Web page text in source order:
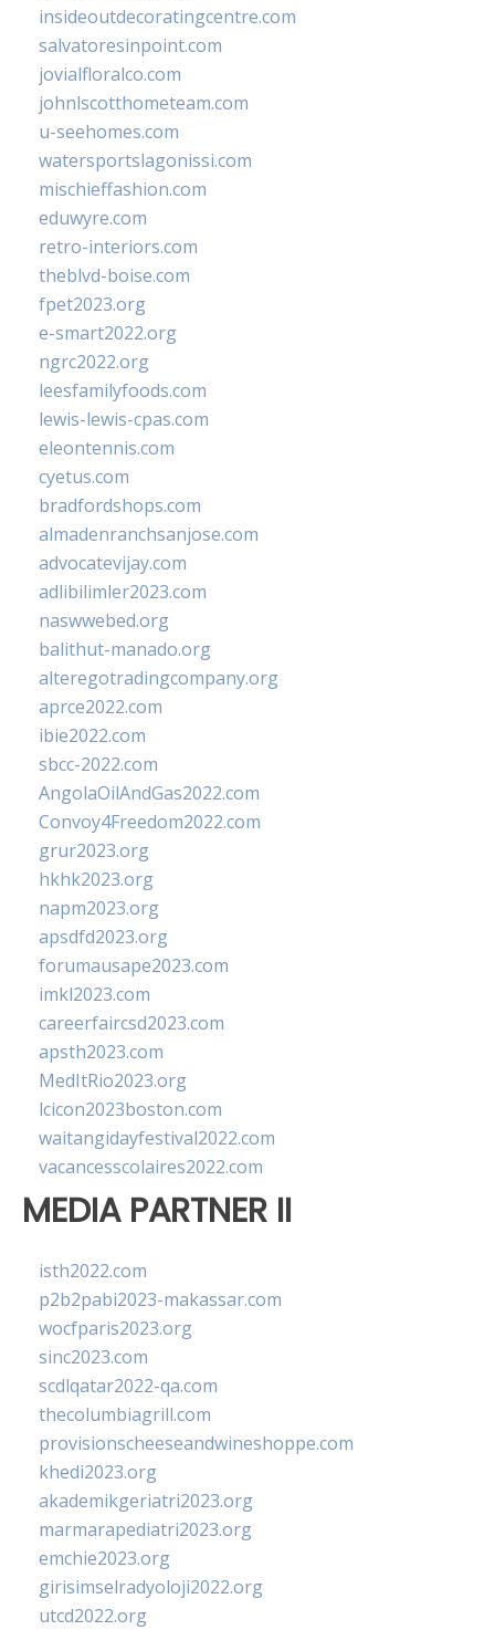
insideoutdecoratingcentre.com
salvatoresinpoint.com
jovialfloralco.com
johnlscotthometeam.com
u-seehomes.com
watersportslagonissi.com
mischieffashion.com
eduwyre.com
retro-interiors.com
theblvd-boise.com
fpet2023.org
e-smart2022.org
ngrc2022.org
leesfamilyfoods.com
lewis-lewis-cpas.com
eleontennis.com
cyetus.com
bradfordshops.com
almadenranchsanjose.com
advocatevijay.com
adlibilimler2023.com
naswwebed.org
balithut-manado.org
alteregotradingcompany.org
aprce2022.com
ibie2022.com
sbcc-2022.com
AngolaOilAndGas2022.com
Convoy4Freedom2022.com
grur2023.org
hkhk2023.org
napm2023.org
apsdfd2023.org
forumausape2023.com
imkl2023.com
careerfaircsd2023.com
apsth2023.com
MedItRio2023.org
lcicon2023boston.com
waitangidayfestival2022.com
vacancesscolaires2022.com
MEDIA PARTNER II
isth2022.com
p2b2pabi2023-makassar.com
wocfparis2023.org
sinc2023.com
scdlqatar2022-qa.com
thecolumbiagrill.com
provisionscheeseandwineshoppe.com
khedi2023.org
akademikgeriatri2023.org
marmarapediatri2023.org
emchie2023.org
girisimselradyoloji2022.org
utcd2022.org